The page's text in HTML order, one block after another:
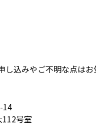
し込みやご不明な点は
14
号室